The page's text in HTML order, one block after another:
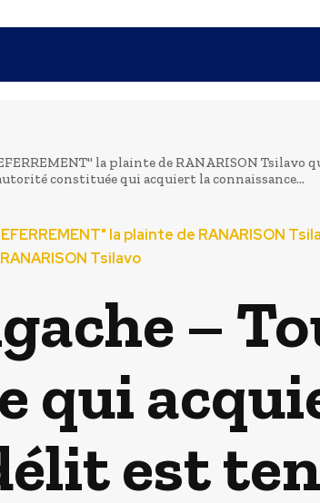
la plainte de RANARISON Tsilavo
constituée qui acquiert la connaissance...
la plainte de RANARISON
Tsilavo
–
qui
est